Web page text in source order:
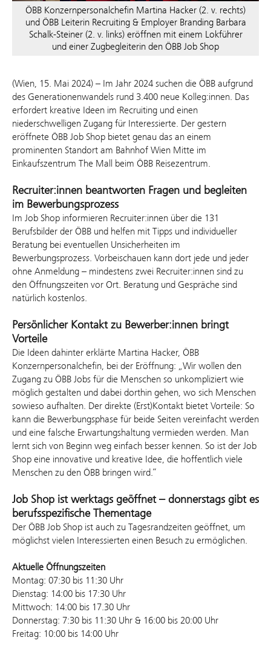
ÖBB Konzernpersonalchefin Martina Hacker (2. v. rechts)
und ÖBB Leiterin Recruiting & Employer Branding Barbara
Schalk-Steiner (2. v. links) eröffnen mit einem Lokführer
und einer Zugbegleiterin den ÖBB Job Shop
(Wien, 15. Mai 2024) – Im Jahr 2024 suchen die ÖBB aufgrund
des Generationenwandels rund 3.400 neue Kolleg:innen. Das
erfordert kreative Ideen im Recruiting und einen
niederschwelligen Zugang für Interessierte. Der gestern
eröffnete ÖBB Job Shop bietet genau das an einem
prominenten Standort am Bahnhof Wien Mitte im
Einkaufszentrum The Mall beim ÖBB Reisezentrum.
Recruiter:innen beantworten Fragen und begleiten
im Bewerbungsprozess
Im Job Shop informieren Recruiter:innen über die 131
Berufsbilder der ÖBB und helfen mit Tipps und individueller
Beratung bei eventuellen Unsicherheiten im
Bewerbungsprozess. Vorbeischauen kann dort jede und jeder
ohne Anmeldung – mindestens zwei Recruiter:innen sind zu
den Öffnungszeiten vor Ort. Beratung und Gespräche sind
natürlich kostenlos.
Persönlicher Kontakt zu Bewerber:innen bringt
Vorteile
Die Ideen dahinter erklärte Martina Hacker, ÖBB
Konzernpersonalchefin, bei der Eröffnung: „Wir wollen den
Zugang zu ÖBB Jobs für die Menschen so unkompliziert wie
möglich gestalten und dabei dorthin gehen, wo sich Menschen
sowieso aufhalten. Der direkte (Erst)Kontakt bietet Vorteile: So
kann die Bewerbungsphase für beide Seiten vereinfacht werden
und eine falsche Erwartungshaltung vermieden werden. Man
lernt sich von Beginn weg einfach besser kennen. So ist der Job
Shop eine innovative und kreative Idee, die hoffentlich viele
Menschen zu den ÖBB bringen wird.“
Job Shop ist werktags geöffnet – donnerstags gibt es
berufsspezifische Thementage
Der ÖBB Job Shop ist auch zu Tagesrandzeiten geöffnet, um
möglichst vielen Interessierten einen Besuch zu ermöglichen.
Aktuelle Öffnungszeiten
Montag: 07:30 bis 11:30 Uhr
Dienstag: 14:00 bis 17:30 Uhr
Mittwoch: 14:00 bis 17.30 Uhr
Donnerstag: 7:30 bis 11:30 Uhr & 16:00 bis 20:00 Uhr
Freitag: 10:00 bis 14:00 Uhr